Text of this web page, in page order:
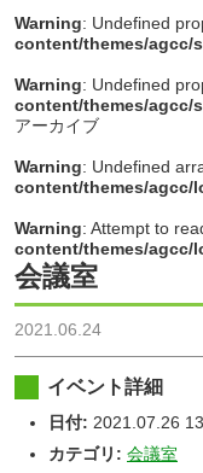
Warning: Undefined
content/themes/agcc/
Warning: Undefined
content/themes/agcc/
アーカイブ
Warning: Undefined
content/themes/agcc/
Warning: Attempt to
content/themes/agcc/
会議室
2021.06.24
イベント詳細
日付: 2021.07.26
カテゴリ: 会議室